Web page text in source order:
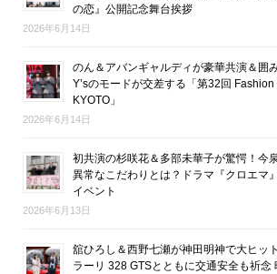
の恋』公開記念舞台挨拶
2026年6月14日
のん＆アバンギャルディが豪華共演＆囲
Y’sのモードが交差する「第32回
KYOTO」
2026年6月14日
初共演の杉咲花＆多部未華子が驚愕！今
異常なこだわりとは？ドラマ『クロエマ
イベント
2026年6月13日
舘ひろし＆西野七瀬が神田明神で大ヒッ
ラーリ 328 GTSとともに交通安全も祈念